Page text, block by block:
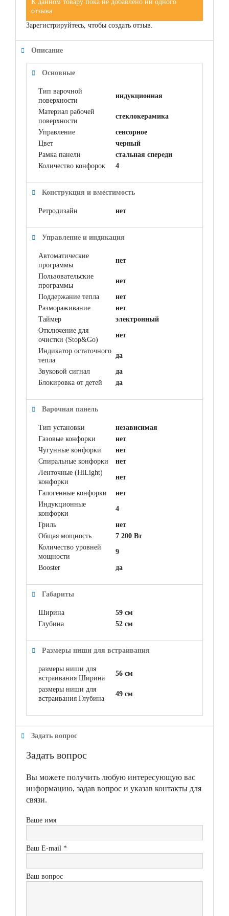
К данном товару пока не добавлено ни одного
отзыва
Зарегистрируйтесь, чтобы создать отзыв.
Описание
Основные
Тип варочной
поверхности
индукционная
Материал рабочей
поверхности
cтеклокерамика
Управление
сенсорное
Цвет
черный
Рамка панели
стальная спереди
Количество конфорок
4
Конструкция и вместимость
Ретродизайн нет
Управление и индикация
Автоматические
программы
нет
Пользовательские
программы
нет
Поддержание тепла
нет
Размораживание
нет
Таймер
электронный
Отключение для
очистки (Stop&Go)
нет
Индикатор остаточного
тепла
да
Звуковой сигнал
да
Блокировка от детей
да
Варочная панель
Тип установки
независимая
Газовые конфорки
нет
Чугунные конфорки
нет
Спиральные конфорки
нет
Ленточные (HiLight)
конфорки
нет
Галогенные конфорки
нет
Индукционные
конфорки
4
Гриль
нет
Общая мощность
7 200 Вт
Количество уровней
мощности
9
Booster да
Габариты
Ширина
59 см
Глубина
52 см
Размеры ниши для встраивания
размеры ниши для
встраивания Ширина
56 см
размеры ниши для
встраивания Глубина
49 см
Задать вопрос
Задать вопрос
Вы можете получить любую интересующую вас
информацию, задав вопрос и указав контакты для
связи.
Ваше имя
Ваш E-mail *
Ваш вопрос